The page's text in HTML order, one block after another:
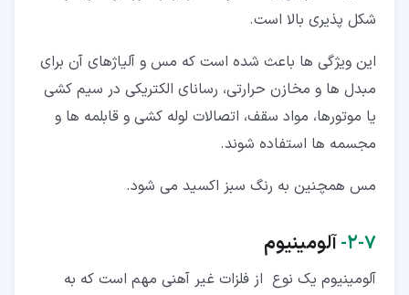
شکل پذیری بالا است.
این ویژگی ها باعث شده است که مس و آلیاژهای آن برای
مبدل ها و مخازن حرارتی، رسانای الکتریکی در سیم کشی
یا موتورها، مواد سقف، اتصالات لوله کشی و قابلمه ها و
مجسمه ها استفاده شوند.
مس همچنین به رنگ سبز اکسید می شود.
۷‏-‏۲‏- آلومینیوم
آلومینیوم یک نوع از فلزات غیر آهنی مهم است که به